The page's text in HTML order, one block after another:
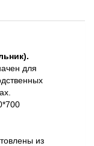
для
из